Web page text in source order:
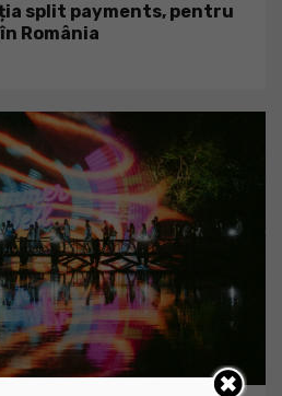
split payments, pentru
România